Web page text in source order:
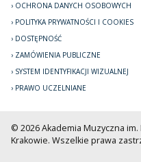
OCHRONA DANYCH OSOBOWYCH
POLITYKA PRYWATNOŚCI I COOKIES
DOSTĘPNOŚĆ
ZAMÓWIENIA PUBLICZNE
SYSTEM IDENTYFIKACJI WIZUALNEJ
PRAWO UCZELNIANE
© 2026 Akademia Muzyczna
Krakowie. Wszelkie prawa